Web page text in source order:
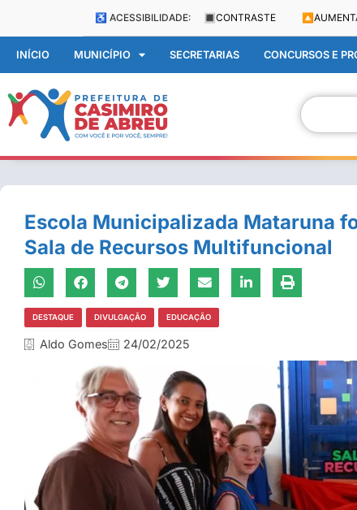
♿ ACESSIBILIDADE: 🔳 CONTRASTE 🔼
INÍCIO MUNICÍPIO SECRETARIAS CONCURSOS E
Escola Municipalizada Mataruna
Sala de Recursos Multifuncional
DESTAQUE DIVULGAÇÃO EDUCAÇÃO
Aldo Gomes 24/02/2025